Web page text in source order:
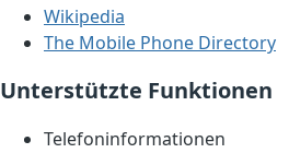
Wikipedia
The Mobile Phone Directory
Unterstützte Funktionen
Telefoninformationen